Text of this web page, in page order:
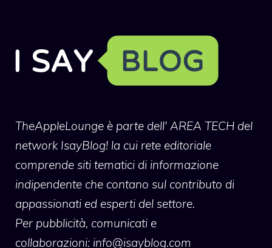
TheAppleLounge è parte dell' AREA TECH del
network IsayBlog! la cui rete editoriale
comprende siti tematici di informazione
indipendente che contano sul contributo di
appassionati ed esperti del settore.
Per pubblicità, comunicati e
collaborazioni: info@isayblog.com